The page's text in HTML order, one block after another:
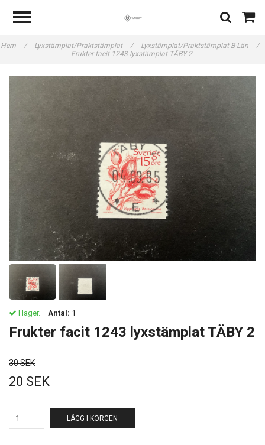
Hem / Lyxstämplat/Praktstämplat / Lyxstämplat/Praktstämplat B-Län
/
Frukter facit 1243 lyxstämplat TÄBY 2
I lager. Antal: 1
Frukter facit 1243 lyxstämplat TÄBY 2
30 SEK
20 SEK
LÄGG I KORGEN